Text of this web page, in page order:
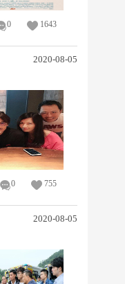
0 1643
2020-08-05
0 755
2020-08-05